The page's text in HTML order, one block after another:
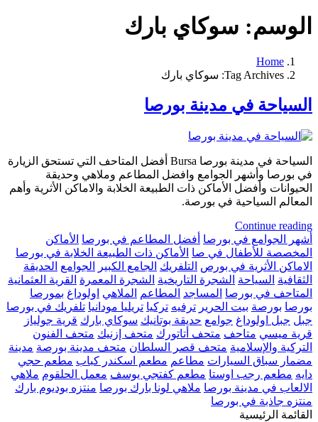
الوسم: سوكاي بارك
Home
Tag Archives: سوكاي بارك
السياحة في مدينة بورصا
السياحة في مدينة بورصا Bursa أفضل المتاحف التي تستحق الزيارة
في بورصا وأشهر الجوامع وافضل المطاعم وملاهي وحديقة
الحيوانات وأفضل الأماكن ذات الطبيعة الخلابة والاماكن الأثرية وأهم
المعالم السياحية في بورصة.
Continue reading
أشهر الجوامع في بورصا أفضل المطاعم في بورصا الأماكن
المخصصة للأطفال في صا الأماكن ذات الطبيعة الخلابة في بورصا
الاماكن الأثرية في بورص التلفريك الجامع الكبير الجوامع الحديقة
الثقافية السياحة الشجرة التاريخية الشجرة المعمرة القرية العثمانية
المتاحف في بورصا المساجد المطاعم الملاهي اولوداغ بمورصا
بورصا بورصة بيت الحرير ترفيه تركيا تريليا مودانيا تلفريك في بورصا
جبل جبل اولوداغ جوامع حديقة بوتانيك سوكاي بارك قرية جولياز
قرية ميسي متاحف متحف أتاتورك متحف إزنيك متحف الفنون
التركية والإسلامية متحف قصر السلطان متحف مدينة بورصة مدينة
مضمار سباق السيارات مطاعم مطعم اسكندر كباب مطعم حجي
دايه مطعم رجب اوستا مطعم كفتجي يوسف معمل الحلقوم ملاهي
الالعاب في مدينة بورصا ملاهي لونا بارك بورصا منتزه بوديوم بارك
منتزه جاذبة في بورصا
القائمة الرئيسية